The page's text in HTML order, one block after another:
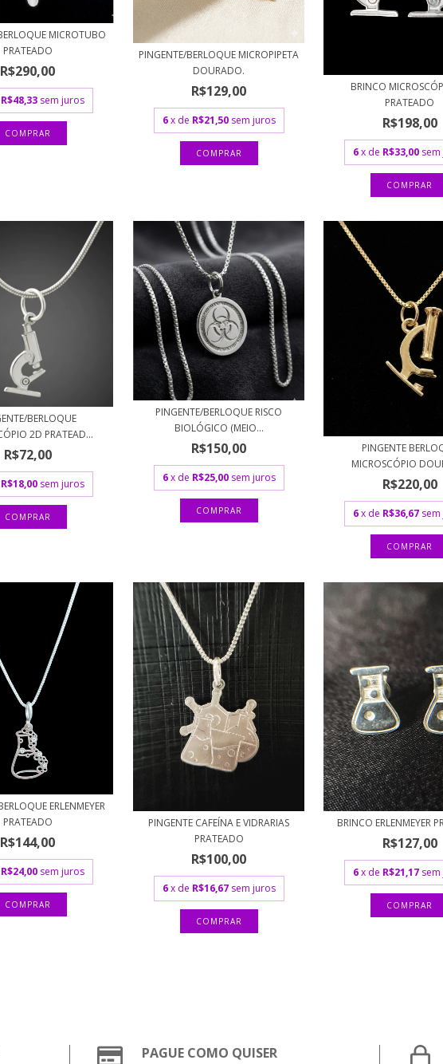
MICROTUBO
PRATEADO
R$290,00
R$48,33 sem juros
PINGENTE/BERLOQUE MICROPIPETA
DOURADO.
R$129,00
6 x de R$21,50 sem juros
BRINCO
PRATEADO
R$198,00
6x de R$33,00
BERLOQUE
2D PRATEAD...
R$72,00
R$18,00 sem juros
PINGENTE/BERLOQUE RISCO
BIOLÓGICO (MEIO...
R$150,00
6 x de R$25,00 sem juros
PINGENTE
MICROSCÓPIO
R$220,00
6x de R$36,67
ERLENMEYER
PRATEADO
R$144,00
R$24,00 sem juros
PINGENTE CAFEÍNA E VIDRARIAS
PRATEADO
R$100,00
6 x de R$16,67 sem juros
BRINCO ERLENMEYER
R$127,00
6x de R$21,17
PAGUE COMO QUISER